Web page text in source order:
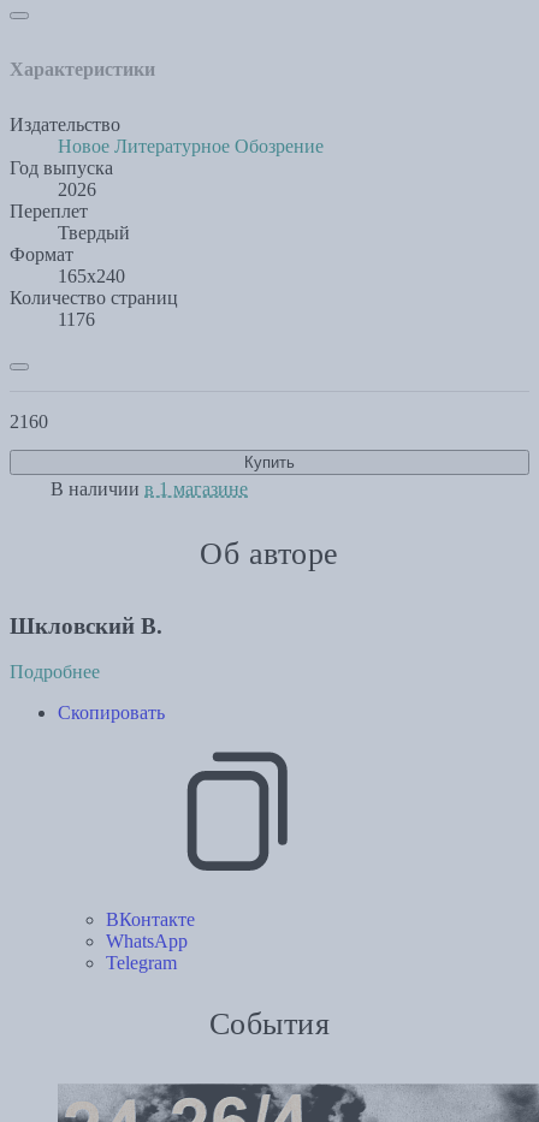
Характеристики
Издательство
Новое Литературное Обозрение
Год выпуска
2026
Переплет
Твердый
Формат
165x240
Количество страниц
1176
2160
Купить
В наличии в 1 магазине
Об авторе
Шкловский В.
Подробнее
Скопировать
ВКонтакте
WhatsApp
Telegram
События